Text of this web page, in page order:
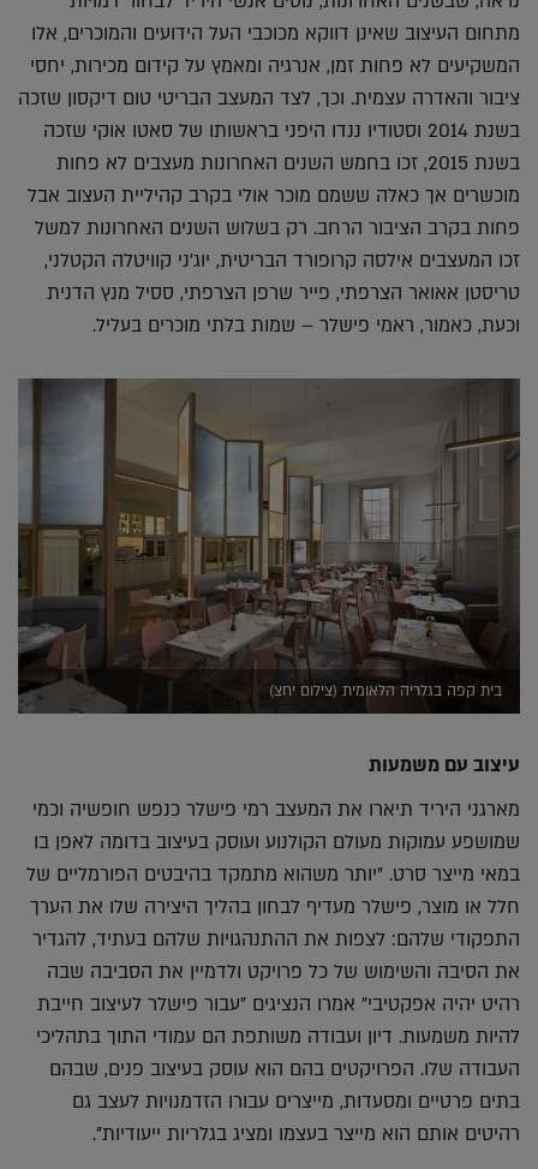
מתחום העיצוב שאינן דווקא מכוכבי העל הידועים והמוכרים, אלו
המשקיעים לא פחות זמן, אנרגיה ומאמץ על קידום מכירות, יחסי
ציבור והאדרה עצמית. וכך, לצד המעצב הבריטי טום דיקסון שזכה
בשנת 2014 וסטודיו ננדו היפני בראשותו של סאטו אוקי שזכה
בשנת 2015, זכו בחמש השנים האחרונות מעצבים לא פחות
מוכשרים אך כאלה ששמם מוכר אולי בקרב קהיליית העצוב אבל
פחות בקרב הציבור הרחב. רק בשלוש השנים האחרונות למשל
זכו המעצבים אילסה קרופורד הבריטית, יוג'ני קוויטלה הקטלני,
טריסטן אאואר הצרפתי, פייר שרפן הצרפתי, ססיל מנץ הדנית
וכעת, כאמור, ראמי פישלר – שמות בלתי מוכרים בעליל.
בית קפה בגלריה הלאומית (צילום יחצ)
עיצוב עם משמעות
מארגני היריד תיארו את המעצב רמי פישלר כנפש חופשיה וכמי
שמושפע עמוקות מעולם הקולנוע ועוסק בעיצוב בדומה לאפן בו
במאי מייצר סרט. "יותר משהוא מתמקד בהיבטים הפורמליים של
חלל או מוצר, פישלר מעדיף לבחון בהליך היצירה שלו את הערך
התפקודי שלהם: לצפות את ההתנהגויות שלהם בעתיד, להגדיר
את הסיבה והשימוש של כל פרויקט ולדמיין את הסביבה שבה
רהיט יהיה אפקטיבי" אמרו הנציגים "עבור פישלר לעיצוב חייבת
להיות משמעות. דיון ועבודה משותפת הם עמודי התוך בתהליכי
העבודה שלו. הפרויקטים בהם הוא עוסק בעיצוב פנים, שבהם
בתים פרטיים ומסעדות, מייצרים עבורו הזדמנויות לעצב גם
רהיטים אותם הוא מייצר בעצמו ומציג בגלריות ייעודיות".